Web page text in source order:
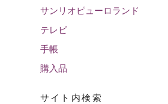
サンリオピューロランド
テレビ
手帳
購入品
サイト内検索